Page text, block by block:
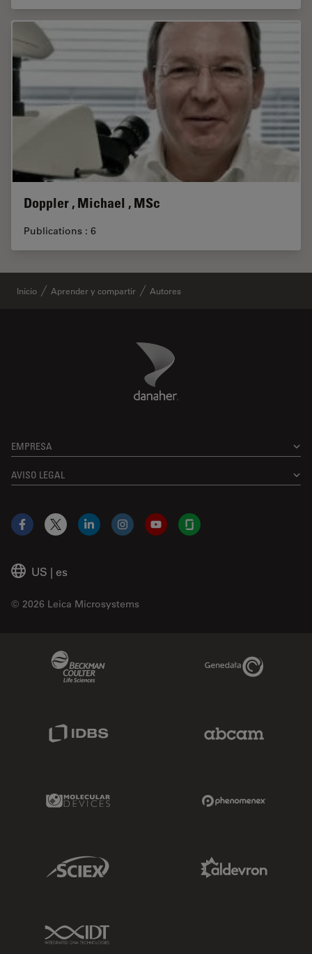
Doppler , Michael , MSc
Publications : 6
Inicio Aprender y compartir Autores
Danaher Logo
EMPRESA
AVISO LEGAL
US | es
© 2026 Leica Microsystems
Facebook
X LinkedInInstagramYouTubeGlassdoor
Genedata Link
Molecular Devices Link
Sciex Link
IDT Link